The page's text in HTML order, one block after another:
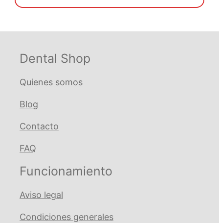
€ 26,60.€ 25,26.
Dental Shop
Quienes somos
Blog
Contacto
FAQ
Funcionamiento
Aviso legal
Condiciones generales